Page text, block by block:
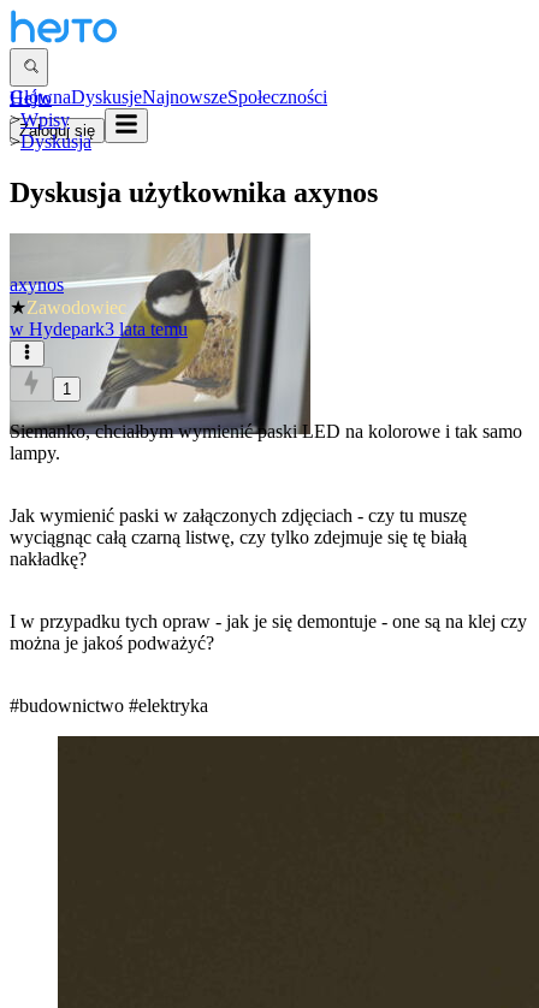
GłównaDyskusjeNajnowszeSpołeczności
Zaloguj się
Hejto
>Wpisy
>Dyskusja
Dyskusja użytkownika axynos
axynos
★Zawodowiec
w Hydepark3 lata temu
1
Siemanko, chciałbym wymienić paski LED na kolorowe i tak samo
lampy.
Jak wymienić paski w załączonych zdjęciach - czy tu muszę
wyciągnąc całą czarną listwę, czy tylko zdejmuje się tę białą
nakładkę?
I w przypadku tych opraw - jak je się demontuje - one są na klej czy
można je jakoś podważyć?
#budownictwo #elektryka